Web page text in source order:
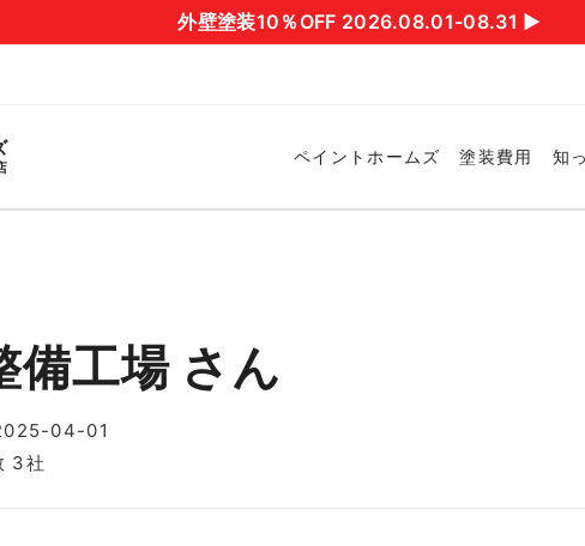
外壁塗装10％OFF 2026.08.01-08.31 ▶︎
ペイントホームズ 塗装費用 知
備工場 さん
04-01
3社